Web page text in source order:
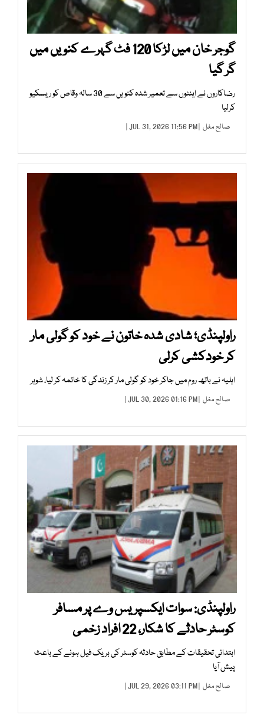
گوجر خان میں لڑکا 120 فٹ گہرے کنویں میں
گر گیا
رضاکاروں نے اینٹوں سے تعمیر شدہ کنویں سے 30 سالہ وقاص کو ریسکیو
کرلیا
صالح مغل | JUL 31, 2026 11:56 PM |
راولپنڈی؛ شادی شدہ خاتون نے خود کو گولی مار
کر خودکشی کرلی
اہلیہ نے باتھ روم میں جاکر خود کو گولی مار کر زندگی کا خاتمہ کر لیا، شوہر
صالح مغل | JUL 30, 2026 01:16 PM |
راولپنڈی: سوات ایکسپریس وے پر مسافر
کوسٹر حادثے کا شکار، 22 افراد زخمی
ابتدائی تحقیقات کے مطابق حادثہ کوسٹر کی بریک فیل ہونے کے باعث
پیش آیا
صالح مغل | JUL 29, 2026 03:11 PM |